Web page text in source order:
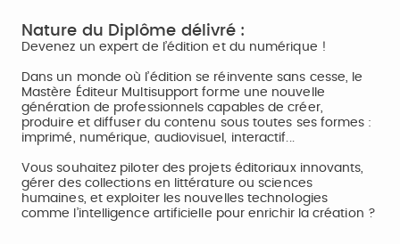
Nature du Diplôme délivré :
Devenez un expert de l’édition et du numérique !
Dans un monde où l’édition se réinvente sans cesse, le
Mastère Éditeur Multisupport forme une nouvelle
génération de professionnels capables de créer,
produire et diffuser du contenu sous toutes ses formes :
imprimé, numérique, audiovisuel, interactif...
Vous souhaitez piloter des projets éditoriaux innovants,
gérer des collections en littérature ou sciences
humaines, et exploiter les nouvelles technologies
comme l’intelligence artificielle pour enrichir la création ?